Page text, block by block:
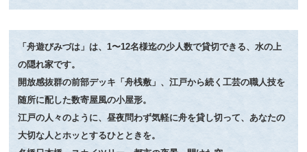
「舟遊びみづは」は、1〜12名様迄の少人数で貸切できる、水の上
の隠れ家です。
開放感抜群の前部デッキ「舟桟敷」、江戸から続く工芸の職人技を
随所に配した数寄屋風の小屋形。
江戸の人々のように、昼夜問わず気軽に舟を貸し切って、あなたの
大切な人とホッとするひとときを。